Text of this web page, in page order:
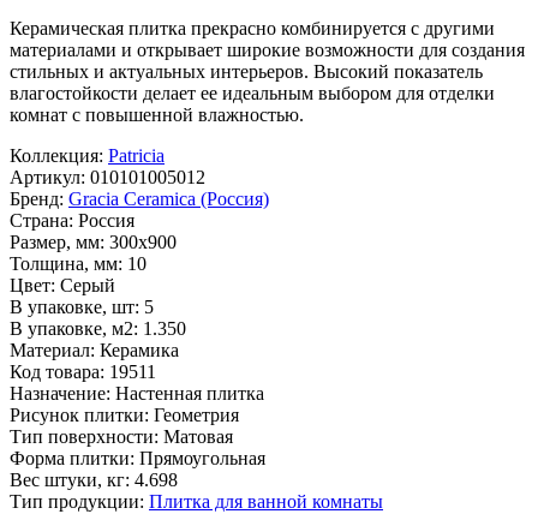
Керамическая плитка прекрасно комбинируется с другими
материалами и открывает широкие возможности для создания
стильных и актуальных интерьеров. Высокий показатель
влагостойкости делает ее идеальным выбором для отделки
комнат с повышенной влажностью.
Коллекция: Patricia
Артикул: 010101005012
Бренд: Gracia Ceramica (Россия)
Страна: Россия
Размер, мм: 300x900
Толщина, мм: 10
Цвет: Серый
В упаковке, шт: 5
В упаковке, м2: 1.350
Материал: Керамика
Код товара: 19511
Назначение: Настенная плитка
Рисунок плитки: Геометрия
Тип поверхности: Матовая
Форма плитки: Прямоугольная
Вес штуки, кг: 4.698
Тип продукции: Плитка для ванной комнаты